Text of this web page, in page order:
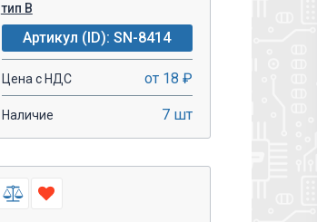
тип В
Артикул (ID): SN-8414
Цена с НДС от 18 ₽
Наличие 7 шт